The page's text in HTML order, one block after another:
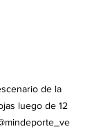
de la
luego de 12